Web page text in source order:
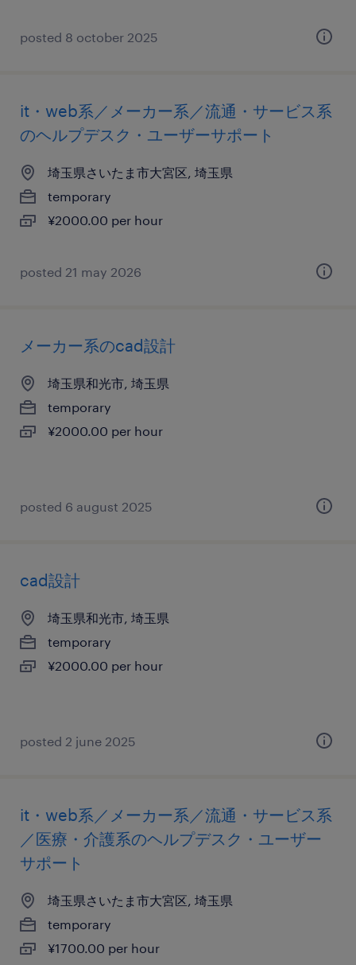
posted 8 october 2025
it・web系／メーカー系／流通・サービス系
のヘルプデスク・ユーザーサポート
埼玉県さいたま市大宮区, 埼玉県
temporary
¥2000.00 per hour
posted 21 may 2026
メーカー系のcad設計
埼玉県和光市, 埼玉県
temporary
¥2000.00 per hour
posted 6 august 2025
cad設計
埼玉県和光市, 埼玉県
temporary
¥2000.00 per hour
posted 2 june 2025
it・web系／メーカー系／流通・サービス系
／医療・介護系のヘルプデスク・ユーザー
サポート
埼玉県さいたま市大宮区, 埼玉県
temporary
¥1700.00 per hour